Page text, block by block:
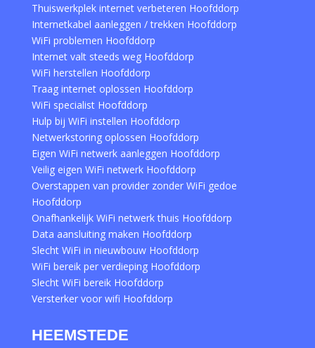
Thuiswerkplek internet verbeteren Hoofddorp
Internetkabel aanleggen / trekken Hoofddorp
WiFi problemen Hoofddorp
Internet valt steeds weg Hoofddorp
WiFi herstellen Hoofddorp
Traag internet oplossen Hoofddorp
WiFi specialist Hoofddorp
Hulp bij WiFi instellen Hoofddorp
Netwerkstoring oplossen Hoofddorp
Eigen WiFi netwerk aanleggen Hoofddorp
Veilig eigen WiFi netwerk Hoofddorp
Overstappen van provider zonder WiFi gedoe
Hoofddorp
Onafhankelijk WiFi netwerk thuis Hoofddorp
Data aansluiting maken Hoofddorp
Slecht WiFi in nieuwbouw Hoofddorp
WiFi bereik per verdieping Hoofddorp
Slecht WiFi bereik Hoofddorp
Versterker voor wifi Hoofddorp
HEEMSTEDE